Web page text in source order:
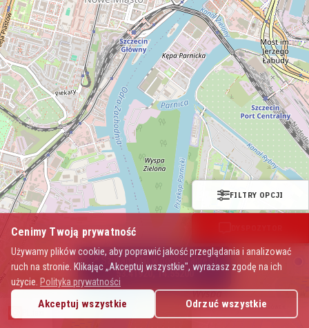
Mapa Polskich Taksówek
Cenimy Twoją prywatność
Używamy plików cookie, aby poprawić jakość przeglądania i analizować
ruch na stronie. Klikając „Akceptuj wszystkie", wyrażasz zgodę na ich
użycie. Polityka prywatności
Akceptuj wszystkie Odrzuć wszystkie
📍 Szukam taxi w pobliżu adresu:
53.41920, 14.55200
FILTRY OPCJI